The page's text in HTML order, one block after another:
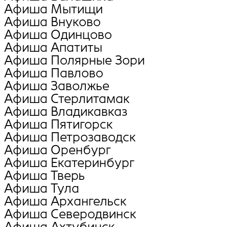
Афиша Мытищи
Афиша Внуково
Афиша Oдинцово
Афиша Апатиты
Афиша Полярные Зори
Афиша Павлово
Афиша Заволжье
Афиша Стерлитамак
Афиша Владикавказ
Афиша Пятигорск
Афиша Петрозаводск
Афиша Оренбург
Афиша Екатеринбург
Афиша Тверь
Афиша Тула
Афиша Архангельск
Афиша Северодвинск